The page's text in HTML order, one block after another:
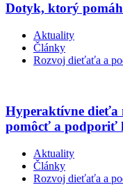
Dotyk, ktorý
Aktuality
Články
Rozvoj dieťaťa a
Hyperaktívne dieťa
pomôcť a podporiť
Aktuality
Články
Rozvoj dieťaťa a